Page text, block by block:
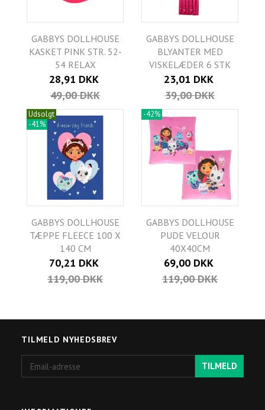
GABBYS DOLLHOUSE
KASKET PINK STR. 52-
54 RELAX
28,91 DKK
49,00 DKK
GABBYS DOLLHOUSE
BLYANTER MED
VISKELÆDER 6 STK
23,01 DKK
39,00 DKK
Udsolgt
-41%
GABBYS DOLLHOUSE
TÆPPE FLEECE 100 X
140 CM
70,21 DKK
119,00 DKK
-42%
GABBYS DOLLHOUSE
PUDE VELOUR
40X40CM
69,00 DKK
119,00 DKK
TILMELD NYHEDSBREV
adresse
TILMELD